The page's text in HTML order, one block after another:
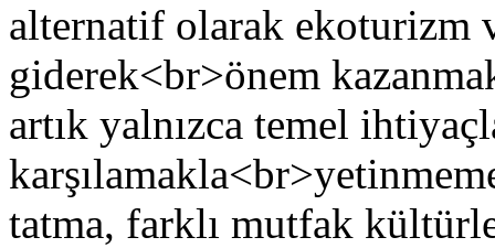
alternatif olarak ekoturizm
giderek<br>önem
artık yalnızca temel
tatma, farklı mutfak